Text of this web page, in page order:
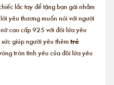
lắc tay để tặng bạn gái nhằm
yêu thương muốn nói với người
cao cấp925 với đôi lứa yêu
giúp người yêu thêm trẻ
tròn tình yêu của đôi lứa yêu